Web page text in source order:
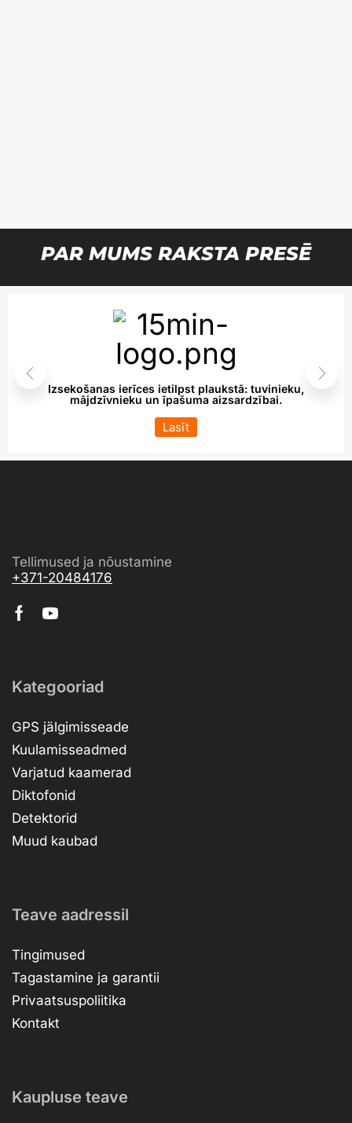
PAR MUMS RAKSTA PRESĒ
Izsekošanas ierīces ietilpst plaukstā: tuvinieku,
mājdzīvnieku un īpašuma aizsardzībai.
Lasīt
Tellimused ja nõustamine
+371-20484176
Kategooriad
GPS jälgimisseade
Kuulamisseadmed
Varjatud kaamerad
Diktofonid
Detektorid
Muud kaubad
Teave aadressil
Tingimused
Tagastamine ja garantii
Privaatsuspoliitika
Kontakt
Kaupluse teave